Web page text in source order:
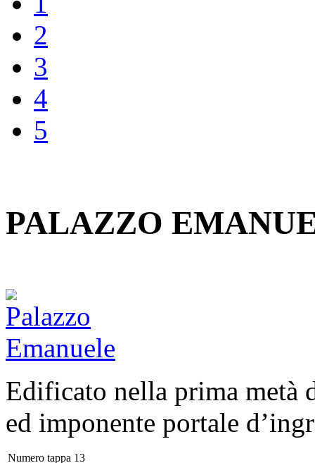
2
3
4
5
PALAZZO
Edificato nella prima metà
ed imponente portale
Numero tappa 13